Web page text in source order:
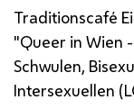
Traditionscafé
"Queer in Wien
Schwulen,
Intersexuellen (